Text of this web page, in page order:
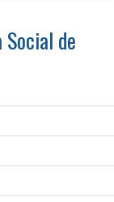
de